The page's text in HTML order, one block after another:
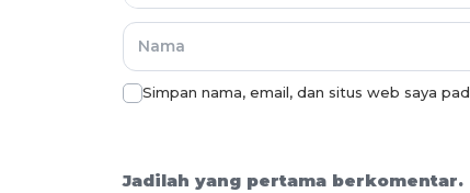
Simpan nama, email, dan situs web saya
Jadilah yang pertama berkomentar.